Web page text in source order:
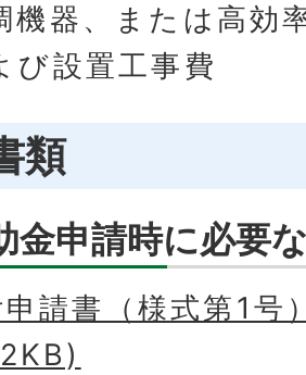
機器、または高効
び設置工事費
類
金申請時に必要
請書（様式第1号